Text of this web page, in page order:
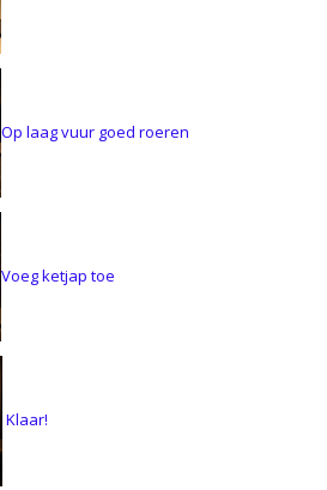
Op laag vuur goed roeren
Voeg ketjap toe
Klaar!